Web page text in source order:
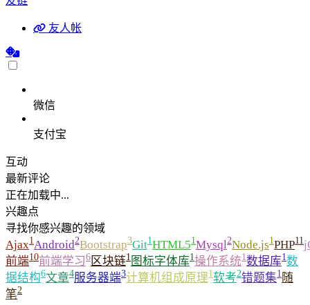
友人帐
微信
支付宝
互动
最新评论
正在加载中...
兴趣点
寻找你感兴趣的领域
Ajax1Android2Bootstrap3Git1HTML51Mysql2Node.js1PHP11
前端10前端学习6 区块链1 图标字体库1操作系统1数据库1数
据结构6文章4服务器端3计算机组成原理1软考2错题集1 随
笔2